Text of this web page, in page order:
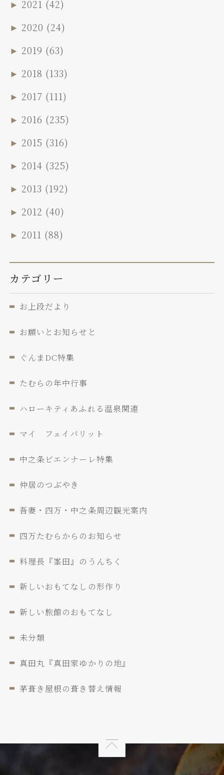
► 2021 (42)
► 2020 (24)
► 2019 (63)
► 2018 (133)
► 2017 (111)
► 2016 (235)
► 2015 (316)
► 2014 (325)
► 2013 (192)
► 2012 (40)
► 2011 (88)
カテゴリー
お上段だより
お願いとお知らせと
ぐんまDC特集
たむらの年中行事
ハローキティあふれる温泉関連
マイ フェイバリット
中之条ビエンナーレ特集
仲居のつぶやき
吾妻・四万・中之条周辺観光案内
四万たむらからのお知らせ
料理長『峯田』のうんちく
新しいおもてなしの形作り
新しい旅館のおもてなし
未分類
真田丸『真田家ゆかりの地』
茅葺き屋根の葺き替え情報